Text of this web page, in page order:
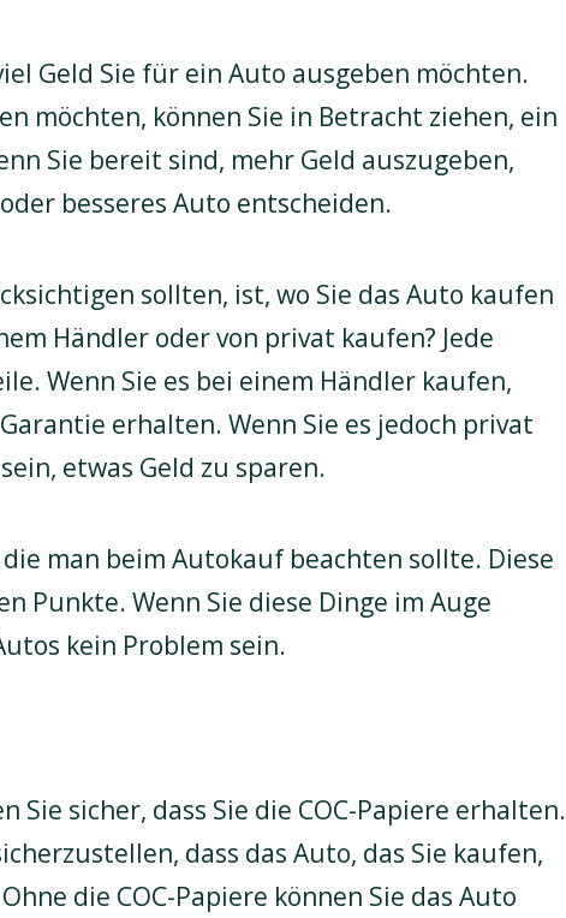
Geld Sie für ein Auto ausgeben möchten.
möchten, können Sie in Betracht ziehen, ein
Sie bereit sind, mehr Geld auszugeben,
besseres Auto entscheiden.
sollten, ist, wo Sie das Auto kaufen
Händler oder von privat kaufen? Jede
Wenn Sie es bei einem Händler kaufen,
erhalten. Wenn Sie es jedoch privat
etwas Geld zu sparen.
man beim Autokauf beachten sollte. Diese
Punkte. Wenn Sie diese Dinge im Auge
kein Problem sein.
Sie sicher, dass Sie die COC-Papiere erhalten.
dass das Auto, das Sie kaufen,
die COC-Papiere können Sie das Auto